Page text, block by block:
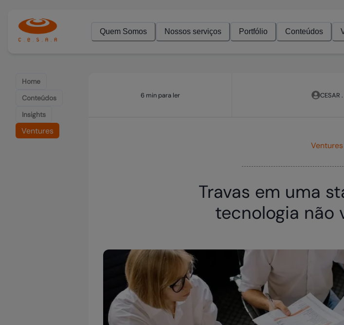
Quem Somos Nossos serviços Portfólio Conteúdos
Home
Conteúdos
Insights
Ventures
6 min para ler CESAR .
Ventures
Travas em uma
tecnologia não